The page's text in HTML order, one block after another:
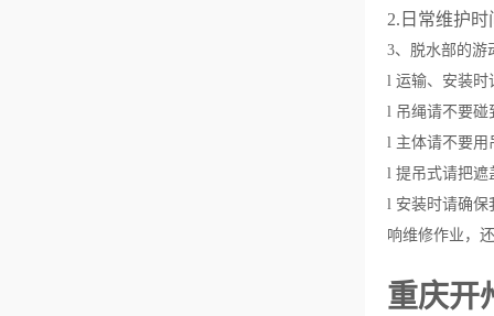
2. 日常维护
3、脱水部的游
l 运输、安装时
l 吊绳请不要碰
l 主体请不要用
l 提吊式请把遮
l 安装时请确保
响维修作业，
重庆开